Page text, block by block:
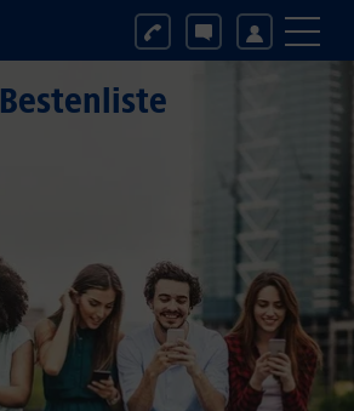
Bestenliste